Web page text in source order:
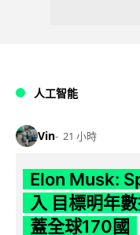
人工智能
Vin 21 小時
Elon Musk:
入 目標明年
蓋全球170國